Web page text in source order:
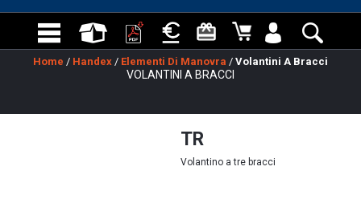
Home / Handex/ Elementi Di Manovra / Volantini A Bracci
VOLANTINI A BRACCI
TR
Volantino a tre bracci